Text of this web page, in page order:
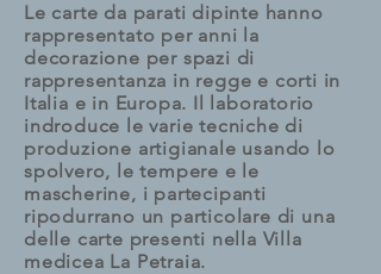
Le carte da parati dipinte hanno
rappresentato per anni la
decorazione per spazi di
rappresentanza in regge e corti in
Italia e in Europa. Il laboratorio
indroduce le varie tecniche di
produzione artigianale usando lo
spolvero, le tempere e le
mascherine, i partecipanti
ripodurrano un particolare di una
delle carte presenti nella Villa
medicea La Petraia.